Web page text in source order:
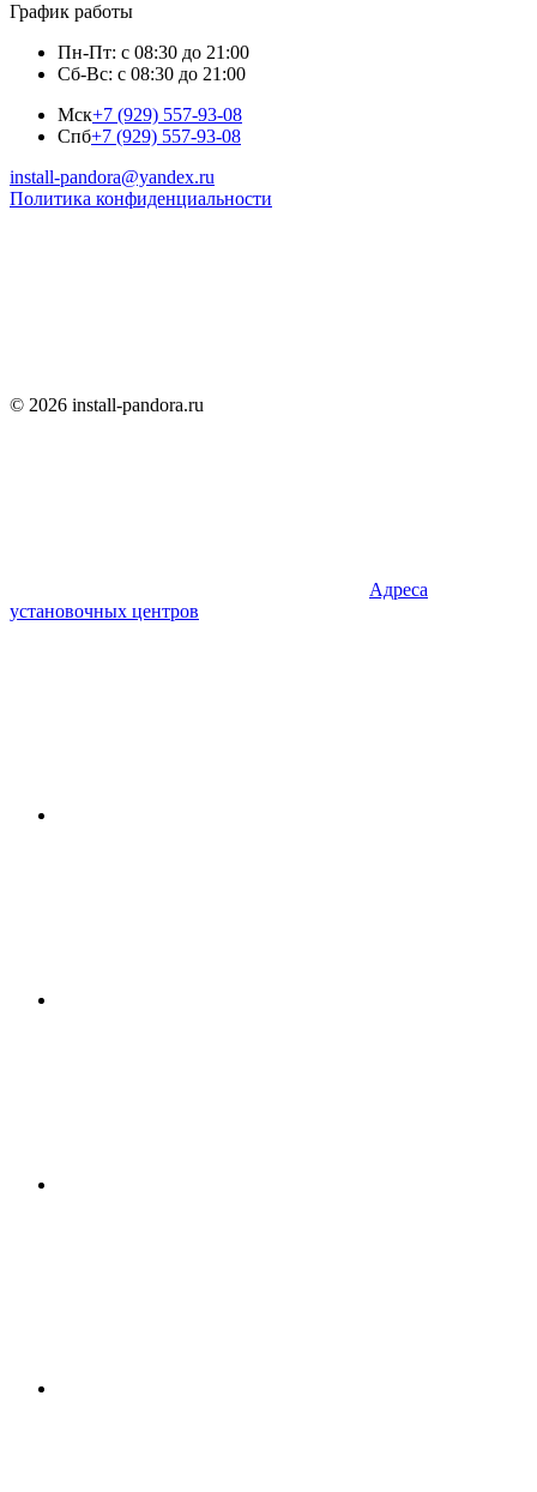
График работы
Пн-Пт: с 08:30 до 21:00
Сб-Вс: с 08:30 до 21:00
Мск+7 (929) 557-93-08
Спб+7 (929) 557-93-08
install-pandora@yandex.ru
Политика конфиденциальности
© 2026 install-pandora.ru
Адреса
установочных центров